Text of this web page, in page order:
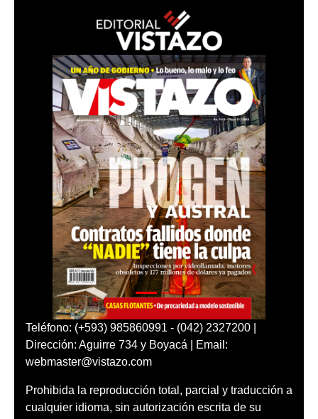
Teléfono: (+593) 985860991 - (042) 2327200 |
Dirección: Aguirre 734 y Boyacá | Email:
webmaster@vistazo.com
Prohibida la reproducción total, parcial y traducción a
cualquier idioma, sin autorización escrita de su